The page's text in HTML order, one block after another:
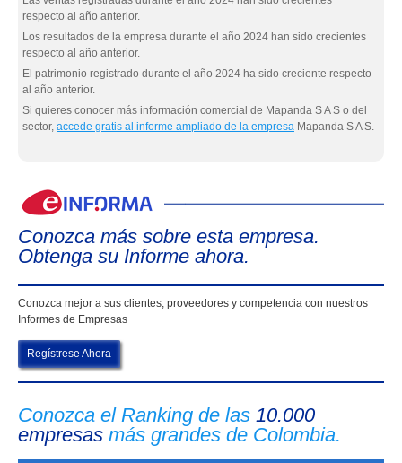
respecto al año anterior.
Los resultados de la empresa durante el año 2024 han sido crecientes
respecto al año anterior.
El patrimonio registrado durante el año 2024 ha sido creciente respecto
al año anterior.
Si quieres conocer más información comercial de Mapanda S A S o del
sector, accede gratis al informe ampliado de la empresa Mapanda S A S.
Conozca más sobre esta empresa.
Obtenga su Informe ahora.
Conozca mejor a sus clientes, proveedores y competencia con nuestros
Informes de Empresas
Regístrese Ahora
Conozca el Ranking de las 10.000
empresas más grandes de Colombia.